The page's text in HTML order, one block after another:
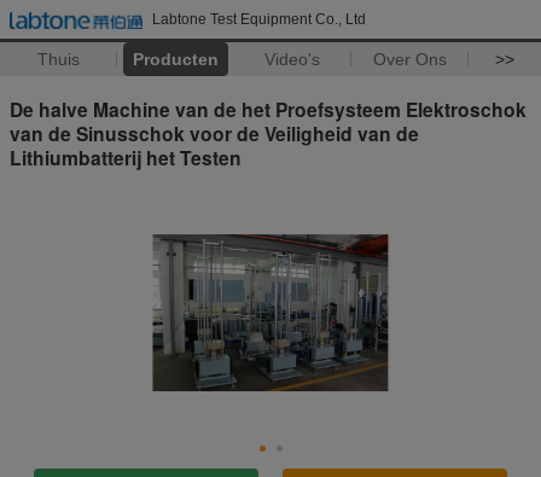
Labtone Test Equipment Co., Ltd
Thuis Producten Video's Over Ons >>
De halve Machine van de het Proefsysteem Elektroschok
van de Sinusschok voor de Veiligheid van de
Lithiumbatterij het Testen